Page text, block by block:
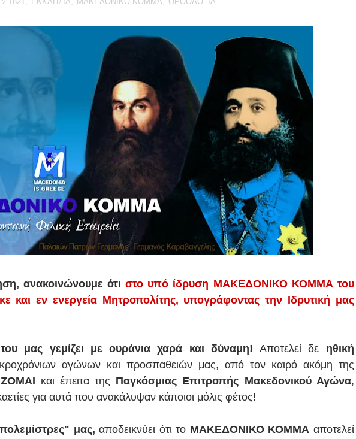
ανακοινώνουμε ότιστο υπό ίδρυση ΜΑΚΕΔΟΝΙΚΟ ΚΟΜΜΑ του
και εν ενεργεία Μητροπολίτης, υπογράφοντας την Ιδρυτική μας
μας γεμίζει με ουράνια χαρά και δύναμη!Αποτελεί δε ηθική
αγώνων και προσπαθειών μας, από τον καιρό ακόμη της
και έπειτα της Παγκόσμιας Επιτροπής Μακεδονικού Αγώνα,
για αυτά που ανακάλυψαν κάποιοι μόλις φέτος!
μας, αποδεικνύει ότι το ΜΑΚΕΔΟΝΙΚΟ ΚΟΜΜΑ αποτελεί